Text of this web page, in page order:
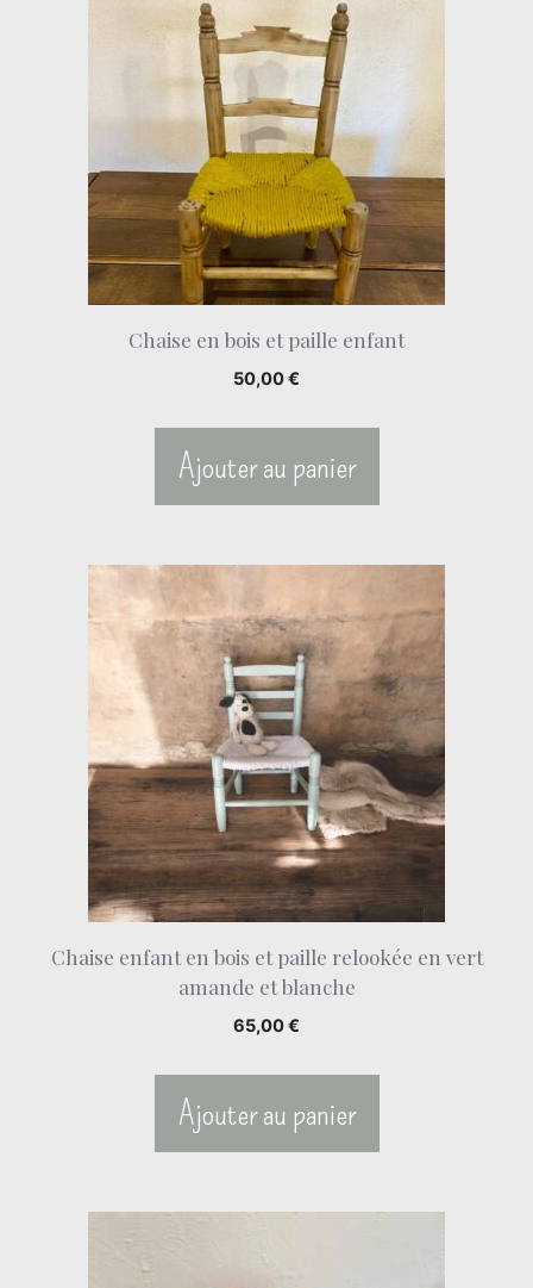
Chaise en bois et paille enfant
50,00€
Ajouter au panier
Chaise enfant en bois et paille relookée en vert
amande et blanche
65,00€
Ajouter au panier